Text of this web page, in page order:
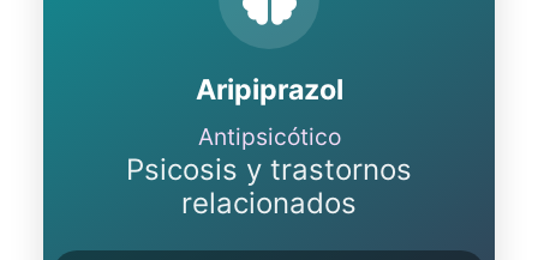
Aripiprazol
Antipsicótico
Psicosis y trastornos
relacionados